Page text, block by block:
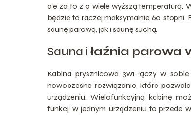
ale za to z o wiele wyższą temperaturą.
będzie to raczej maksymalnie 60
saunę parową, jak i saunę suchą.
Sauna iłaźnia parowa
Kabina prysznicowa 3w1 łączy w
nowoczesne rozwiązanie, które
urządzeniu. Wielofunkcyjną kabinę
funkcji w jednym urządzeniu to przede